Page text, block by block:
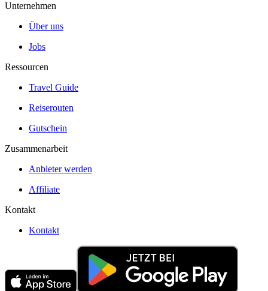
Unternehmen
Über uns
Jobs
Ressourcen
Travel Guide
Reiserouten
Gutschein
Zusammenarbeit
Anbieter werden
Affiliate
Kontakt
Kontakt